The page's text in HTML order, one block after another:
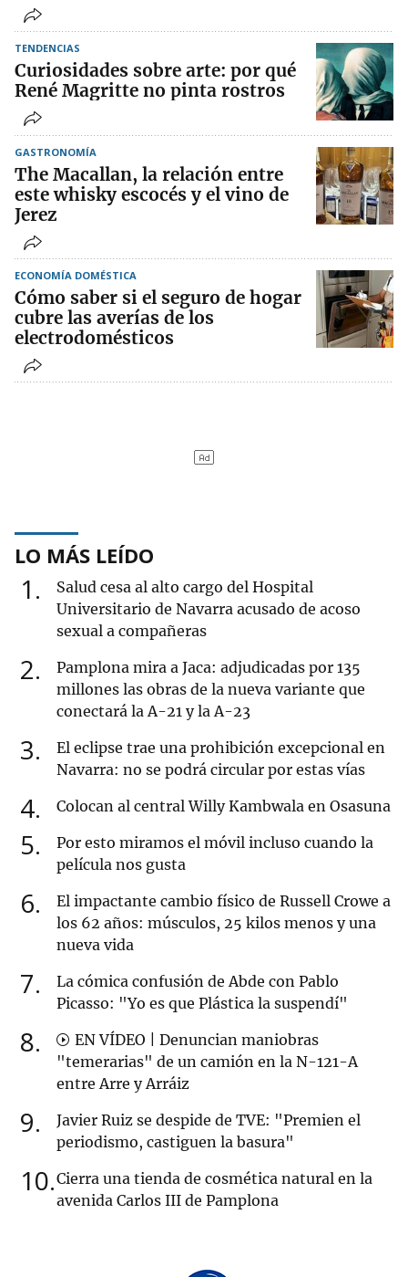
TENDENCIAS
Curiosidades sobre arte: por qué
René Magritte no pinta rostros
GASTRONOMÍA
The Macallan, la relación entre
este whisky escocés y el vino de
Jerez
ECONOMÍA DOMÉSTICA
Cómo saber si el seguro de hogar
cubre las averías de los
electrodomésticos
LO MÁS LEÍDO
1
Salud cesa al alto cargo del Hospital
Universitario de Navarra acusado de acoso
sexual a compañeras
2
Pamplona mira a Jaca: adjudicadas por 135
millones las obras de la nueva variante que
conectará la A-21 y la A-23
3
El eclipse trae una prohibición excepcional en
Navarra: no se podrá circular por estas vías
4 Colocan al central Willy Kambwala en Osasuna
5
Por esto miramos el móvil incluso cuando la
película nos gusta
6
El impactante cambio físico de Russell Crowe a
los 62 años: músculos, 25 kilos menos y una
nueva vida
7
La cómica confusión de Abde con Pablo
Picasso: "Yo es que Plástica la suspendí"
8
EN VÍDEO | Denuncian maniobras
"temerarias" de un camión en la N-121-A
entre Arre y Arráiz
9
Javier Ruiz se despide de TVE: "Premien el
periodismo, castiguen la basura"
10 Cierra una tienda de cosmética natural en la
avenida Carlos III de Pamplona